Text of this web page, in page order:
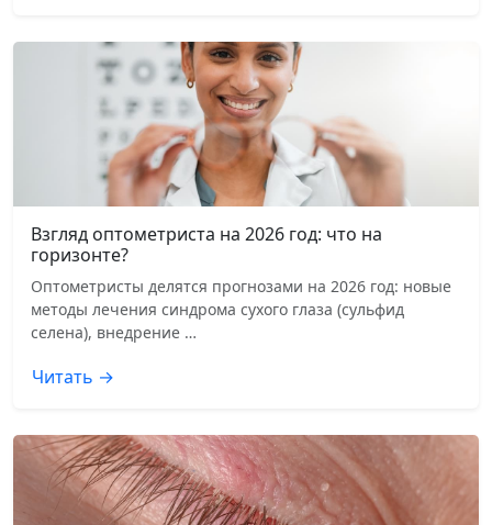
Взгляд оптометриста на 2026 год: что на
горизонте?
Оптометристы делятся прогнозами на 2026 год: новые
методы лечения синдрома сухого глаза (сульфид
селена), внедрение …
Читать →